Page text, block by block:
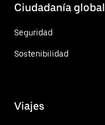
Ciudadanía global
Seguridad
Sostenibilidad
Viajes